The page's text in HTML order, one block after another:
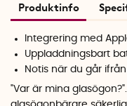
Produktinfo
Integrering med
Uppladdningsbart
Notis när du går ifrån
"Var är mina